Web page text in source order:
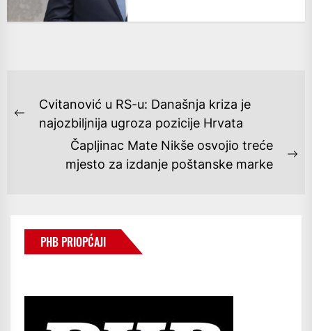
NAVIGACIJA
OBJAVA
Previous
Cvitanović u RS-u: Današnja kriza je
najozbiljnija ugroza pozicije Hrvata
Čapljinac Mate Nikše osvojio treće
mjesto za izdanje poštanske marke
PHB PRIOPĆAJI